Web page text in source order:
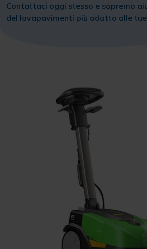
Contattaci oggi stesso e sapremo
del lavapavimenti più adatto alle tue